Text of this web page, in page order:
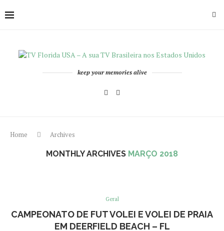
keep your memories alive
Home Archives
MONTHLY ARCHIVES MARÇO 2018
Geral
CAMPEONATO DE FUT VOLEI E VOLEI DE PRAIA
EM DEERFIELD BEACH – FL